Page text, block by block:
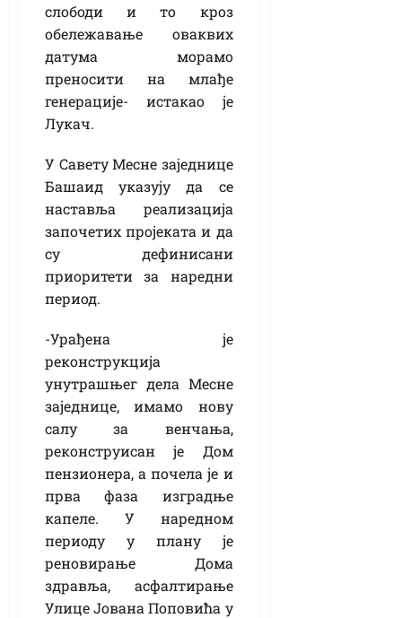
слободи и то кроз
обележавање оваквих
датума морамо
преносити на млађе
генерације- истакао је
Лукач.
У Савету Месне заједнице
Башаид указују да се
наставља реализација
започетих пројеката и да
су дефинисани
приоритети за наредни
период.
-Урађена је
реконструкција
унутрашњег дела Месне
заједнице, имамо нову
салу за венчања,
реконструисан је Дом
пензионера, а почела је и
прва фаза изградње
капеле. У наредном
периоду у плану је
реновирање Дома
здравља, асфалтирање
Улице Јована Поповића у